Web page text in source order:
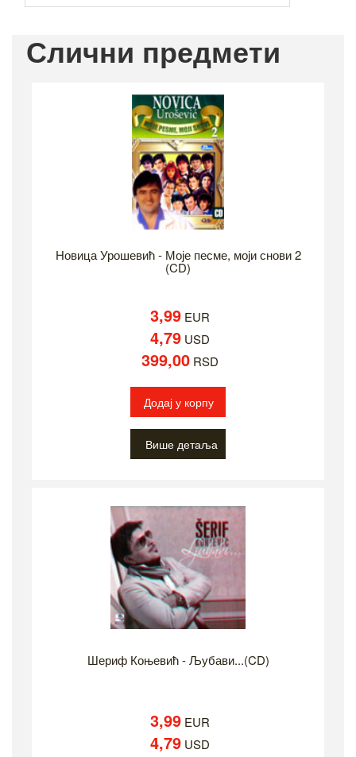
Слични предмети
Новица Урошевић - Моје песме, моји снови 2
(CD)
3,99 EUR
4,79 USD
399,00 RSD
Додај у корпу
Више детаља
Шериф Коњевић - Љубави...(CD)
3,99 EUR
4,79 USD